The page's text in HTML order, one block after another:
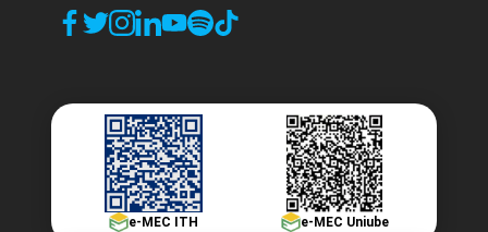
e-MEC ITH e-MEC Uniube